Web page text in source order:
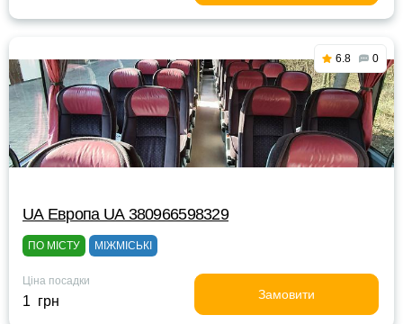
6.8 0
UА Европа UА 380966598329
ПО МІСТУ МІЖМІСЬКІ
Ціна посадки
1 грн Замовити